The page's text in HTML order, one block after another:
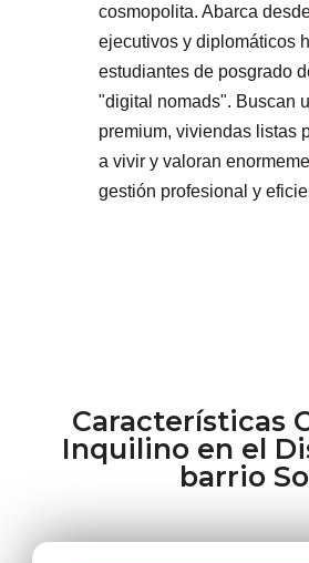
cosmopolita. Abarca
ejecutivos y diplomáticos
estudiantes de posgrado
"digital nomads". Buscan
premium, viviendas listas
a vivir y valoran
gestión profesional y
Características
Inquilino en el
barrio